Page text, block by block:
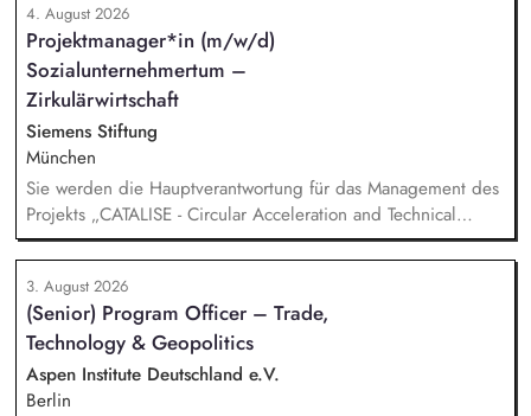
4. August 2026
Projektmanager*in (m/w/d)
Sozialunternehmertum –
Zirkulärwirtschaft
Siemens Stiftung
München
Sie werden die Hauptverantwortung für das Management des
Projekts „CATALISE - Circular Acceleration and Technical
Assistance for Local Innovation and Sustainable Enterprises
3. August 2026
(Senior) Program Officer – Trade,
Technology & Geopolitics
Aspen Institute Deutschland e.V.
Berlin